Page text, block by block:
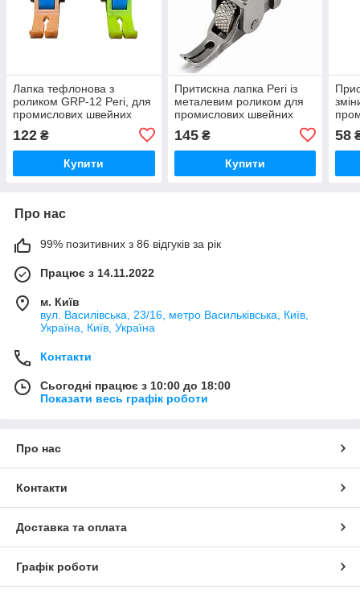
Лапка тефлонова з
роликом GRP-12 Peri, для
промислових швейних
матеріалів та шкіри оптом
(7141)
122 ₴
Купити
Притискна лапка Peri із
металевим роликом для
промислових швейних
оптом (6731)
145₴
Купити
58
Про нас
99% позитивних з 86 відгуків за рік
Працює з 14.11.2022
м. Київ
вул. Василівська, 23/16, метро Васильківська, Київ,
Україна, Київ, Україна
Контакти
Сьогодні працює з 10:00 до 18:00
Показати весь графік роботи
Про нас
Контакти
Доставка та оплата
Графік роботи